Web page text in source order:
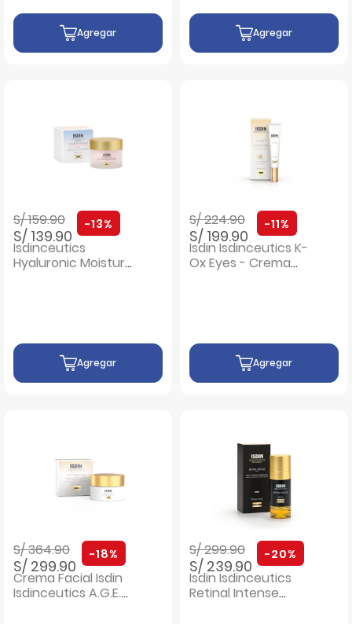
Agregar Agregar
Precio rebajado de
S/ 159.90a
S/ 139.90
-13%
Isdinceutics
Hyaluronic Moisture
Agregar
Precio rebajado de
S/ 224.90a
S/ 199.90
-11%
Isdin Isdinceutics K-
Ox Eyes - Crema
Agregar
Precio rebajado de
S/ 364.90a
S/ 299.90
-18%
Crema Facial Isdin
Isdinceutics A.G.E.
Precio rebajado de
S/ 299.90a
S/ 239.90
-20%
Isdin Isdinceutics
Retinal Intense